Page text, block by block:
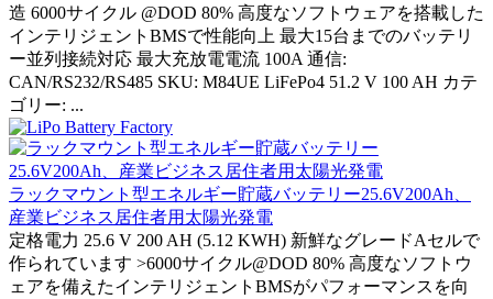
造 6000サイクル @DOD 80% 高度なソフトウェアを搭載した
インテリジェントBMSで性能向上 最大15台までのバッテリ
ー並列接続対応 最大充放電電流 100A 通信:
CAN/RS232/RS485 SKU: M84UE LiFePo4 51.2 V 100 AH カテ
ゴリー: ...
ラックマウント型エネルギー貯蔵バッテリー25.6V200Ah、
産業ビジネス居住者用太陽光発電
定格電力 25.6 V 200 AH (5.12 KWH) 新鮮なグレードAセルで
作られています >6000サイクル@DOD 80% 高度なソフトウ
ェアを備えたインテリジェントBMSがパフォーマンスを向